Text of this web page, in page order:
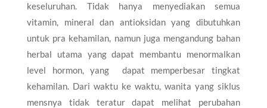
keseluruhan. Tidak hanya menyediakan semua
vitamin, mineral dan antioksidan yang dibutuhkan
untuk pra kehamilan, namun juga mengandung bahan
herbal utama yang dapat membantu menormalkan
level hormon, yang dapat memperbesar tingkat
kehamilan. Dari waktu ke waktu, wanita yang siklus
mensnya tidak teratur dapat melihat perubahan